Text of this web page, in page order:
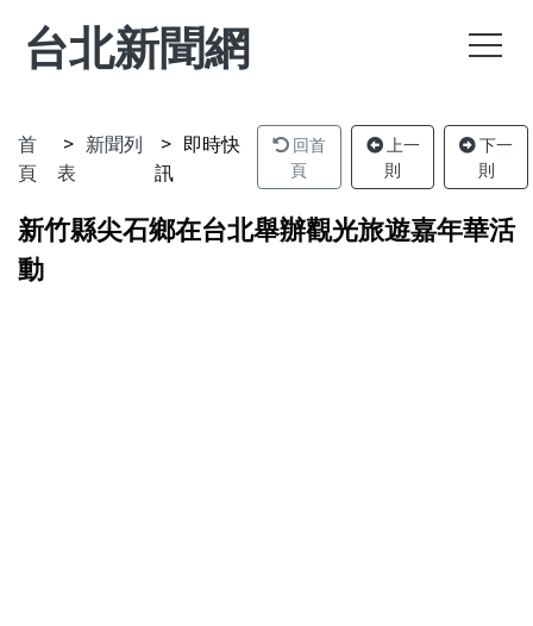
台北新聞網
首
頁
新聞列
表
即時快
訊
回首
頁
上一
則
下一
則
新竹縣尖石鄉在台北舉辦觀光旅遊嘉年華活
動